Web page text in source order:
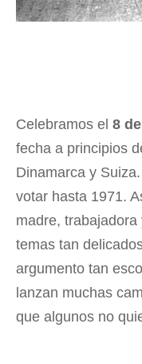
Celebramos el8
fecha a principios
Dinamarca y
votar hasta 1971.
madre,
temas tan
argumento tan
lanzan muchas
que algunos no